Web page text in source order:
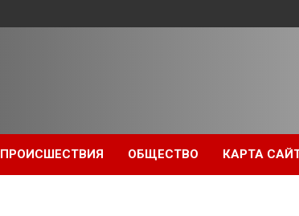
ПРОИСШЕСТВИЯ ОБЩЕСТВО КАРТА